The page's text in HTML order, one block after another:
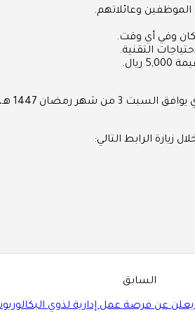
وعائلاتهم.
وفي أي وقت.
التقنية.
ريال.
والموافق لـ 21 من فبراير 2026 م.
الرابط التالي:
السابق
عن فرصة عمل إدارية لذوي